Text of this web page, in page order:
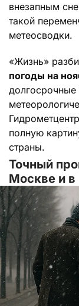
внезапным
такой
метеосводки.
«Жизнь»
погоды на
полную
страны.
Точный
Москве и в